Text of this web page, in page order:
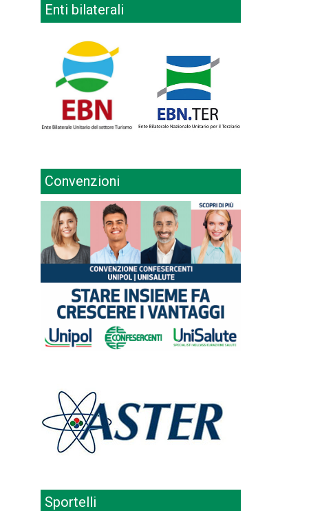
Enti bilaterali
Convenzioni
Sportelli